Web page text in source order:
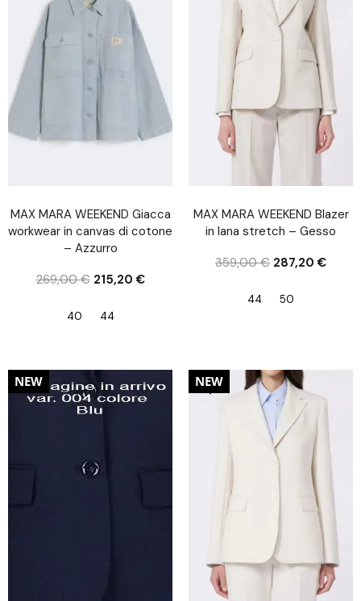
MAX MARA WEEKEND Giacca
workwear in canvas di cotone
– Azzurro
269,00€ 215,20€
40 44
MAX MARA WEEKEND Blazer
in lana stretch – Gesso
359,00€ 287,20€
44 50
20%
NEW 20%
NEW